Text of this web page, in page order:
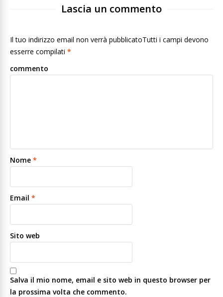
Lascia un commento
Il tuo indirizzo email non verrà pubblicatoTutti i campi devono
esserre compilati *
commento
Nome *
Email *
Sito web
Salva il mio nome, email e sito web in questo browser per
la prossima volta che commento.